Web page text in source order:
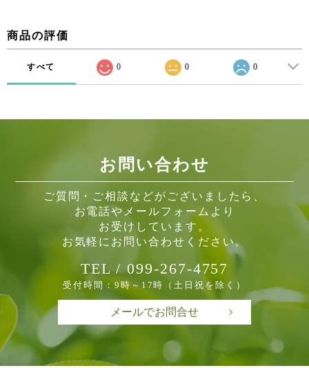
商品の評価
すべて 0 0 0
お問い合わせ
ご質問・ご相談などがございましたら、
お電話やメールフォームより
お受けしています。
お気軽にお問い合わせください。
TEL / 099-267-4757
受付時間：9時～17時（土日祝を除く）
メールでお問合せ